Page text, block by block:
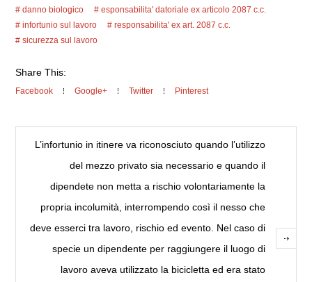
danno biologico
esponsabilita' datoriale ex articolo 2087 c.c.
infortunio sul lavoro
responsabilita' ex art. 2087 c.c.
sicurezza sul lavoro
Share This:
Facebook Google+ Twitter Pinterest
L’infortunio in itinere va riconosciuto quando l’utilizzo
del mezzo privato sia necessario e quando il
dipendete non metta a rischio volontariamente la
propria incolumità, interrompendo così il nesso che
deve esserci tra lavoro, rischio ed evento. Nel caso di
specie un dipendente per raggiungere il luogo di
lavoro aveva utilizzato la bicicletta ed era stato